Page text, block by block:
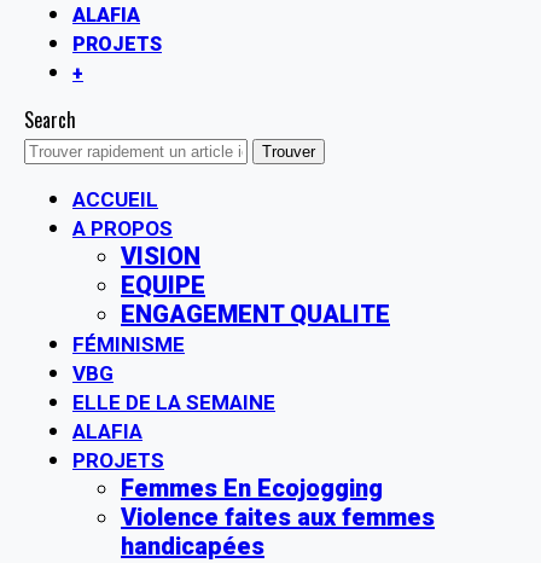
ALAFIA
PROJETS
+
Search
ACCUEIL
A PROPOS
VISION
EQUIPE
ENGAGEMENT QUALITE
FÉMINISME
VBG
ELLE DE LA SEMAINE
ALAFIA
PROJETS
Femmes En Ecojogging
Violence faites aux femmes
handicapées